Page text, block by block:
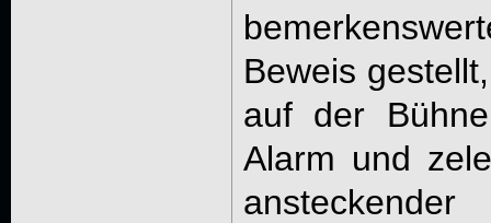
Beweis
auf der
Alarm und